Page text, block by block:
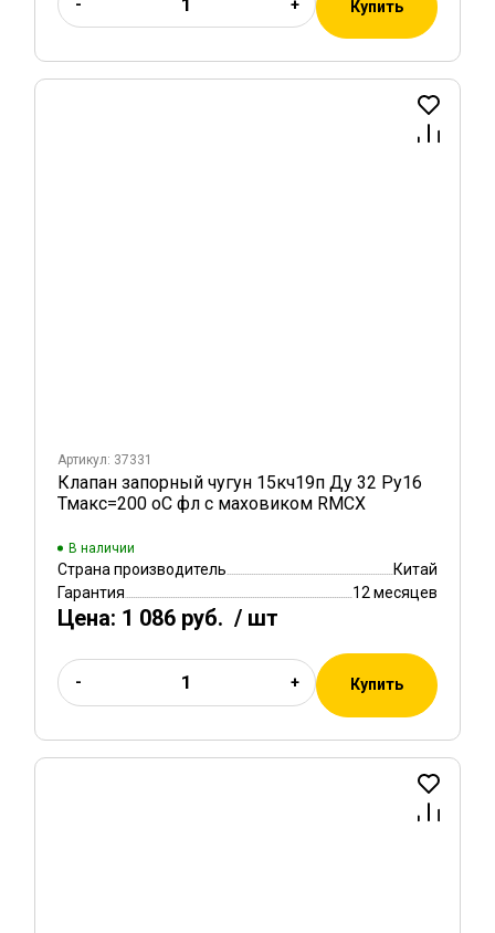
- + Купить
Артикул: 37331
Клапан запорный чугун 15кч19п Ду 32 Ру16
Тмакс=200 оС фл с маховиком RMCX
В наличии
Страна производитель
Китай
Гарантия
12 месяцев
Цена: 1 086 руб. / шт
- + Купить